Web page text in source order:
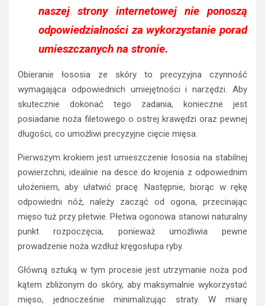
naszej strony internetowej nie ponoszą
odpowiedzialności za wykorzystanie porad
umieszczanych na stronie.
Obieranie łososia ze skóry to precyzyjna czynność
wymagająca odpowiednich umiejętności i narzędzi. Aby
skutecznie dokonać tego zadania, konieczne jest
posiadanie noża filetowego o ostrej krawędzi oraz pewnej
długości, co umożliwi precyzyjne cięcie mięsa.
Pierwszym krokiem jest umieszczenie łososia na stabilnej
powierzchni, idealnie na desce do krojenia z odpowiednim
ułożeniem, aby ułatwić pracę. Następnie, biorąc w rękę
odpowiedni nóż, należy zacząć od ogona, przecinając
mięso tuż przy płetwie. Płetwa ogonowa stanowi naturalny
punkt rozpoczęcia, ponieważ umożliwia pewne
prowadzenie noża wzdłuż kręgosłupa ryby.
Główną sztuką w tym procesie jest utrzymanie noża pod
kątem zbliżonym do skóry, aby maksymalnie wykorzystać
mięso, jednocześnie minimalizując straty. W miarę